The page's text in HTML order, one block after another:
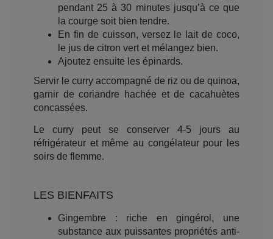
pendant 25 à 30 minutes jusqu’à ce que
la courge soit bien tendre.
En fin de cuisson, versez le lait de coco,
le jus de citron vert et mélangez bien.
Ajoutez ensuite les épinards.
Servir le curry accompagné de riz ou de quinoa,
garnir de coriandre hachée et de cacahuètes
concassées.
Le curry peut se conserver 4-5 jours au
réfrigérateur et même au congélateur pour les
soirs de flemme.
LES BIENFAITS
Gingembre : riche en gingérol, une
substance aux puissantes propriétés anti-